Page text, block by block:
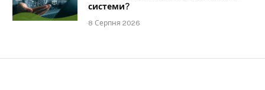
системи?
8 Серпня 2026